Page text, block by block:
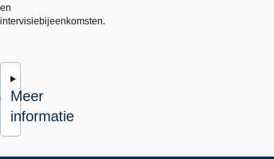
en
intervisiebijeenkomsten.
Meer
informatie